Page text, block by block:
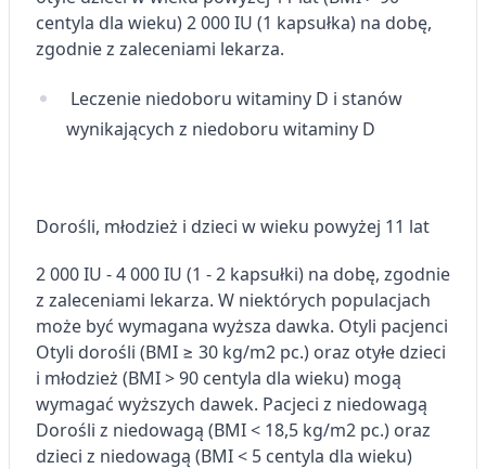
centyla dla wieku) 2 000 IU (1 kapsułka) na dobę,
zgodnie z zaleceniami lekarza.
Leczenie niedoboru witaminy D i stanów
wynikających z niedoboru witaminy D
Dorośli, młodzież i dzieci w wieku powyżej 11 lat
2 000 IU - 4 000 IU (1 - 2 kapsułki) na dobę, zgodnie
z zaleceniami lekarza. W niektórych populacjach
może być wymagana wyższa dawka. Otyli pacjenci
Otyli dorośli (BMI ≥ 30 kg/m2 pc.) oraz otyłe dzieci
i młodzież (BMI > 90 centyla dla wieku) mogą
wymagać wyższych dawek. Pacjeci z niedowagą
Dorośli z niedowagą (BMI < 18,5 kg/m2 pc.) oraz
dzieci z niedowagą (BMI < 5 centyla dla wieku)